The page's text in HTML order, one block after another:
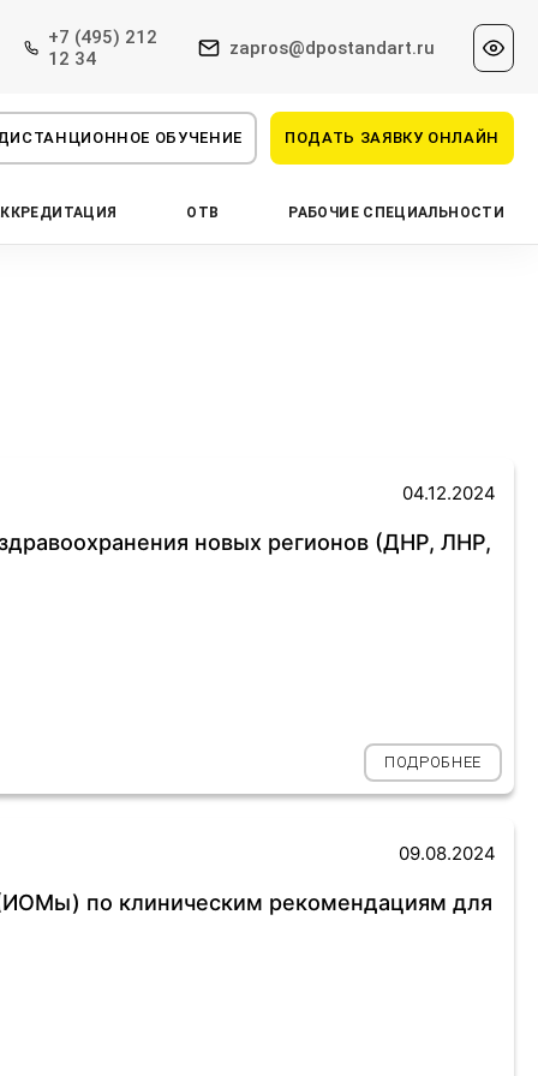
+7 (495) 212
12 34
zapros@dpostandart.ru
ОБУЧЕНИЕ ПОДАТЬ ЗАЯВКУ ОНЛАЙН
ОТВ РАБОЧИЕ СПЕЦИАЛЬНОСТИ
04.12.2024
новых регионов (ДНР, ЛНР,
ПОДРОБНЕЕ
09.08.2024
по клиническим рекомендациям для